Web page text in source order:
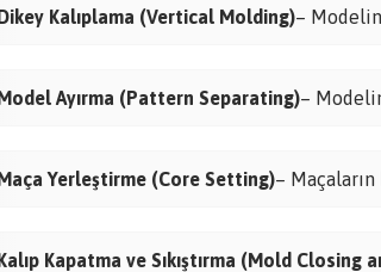
Kalıplama (Vertical Molding)–
Ayırma (Pattern Separating)–
Yerleştirme (Core Setting)– Maçaların
Kapatma ve Sıkıştırma (Mold Closing